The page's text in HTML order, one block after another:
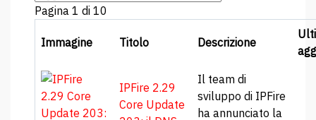
Pagina 1 di 10
Immagine Titolo Descrizione
IPFire 2.29
Core Update
Il team di
sviluppo di IPFire
ha annunciato la